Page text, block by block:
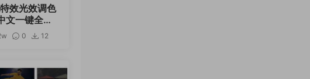
效光效调色
文一键全套
0
12